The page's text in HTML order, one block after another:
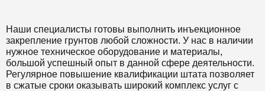
Наши специалисты готовы выполнить инъекционное
закрепление грунтов любой сложности. У нас в наличии
нужное техническое оборудование и материалы,
большой успешный опыт в данной сфере деятельности.
Регулярное повышение квалификации штата позволяет
в сжатые сроки оказывать широкий комплекс услуг с